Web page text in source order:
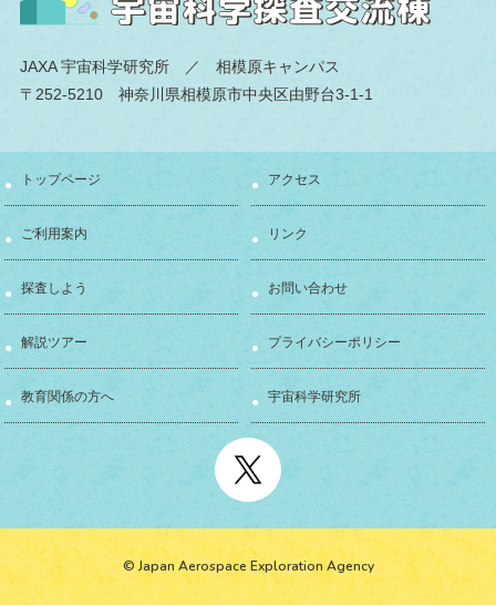
JAXA 宇宙科学研究所／ 相模原キャンパス
〒252-5210 神奈川県相模原市中央区由野台3-1-1
トップページ
ご利用案内
探査しよう
解説ツアー
教育関係の方へ
アクセス
リンク
お問い合わせ
プライバシーポリシー
宇宙科学研究所
© Japan Aerospace Exploration Agency